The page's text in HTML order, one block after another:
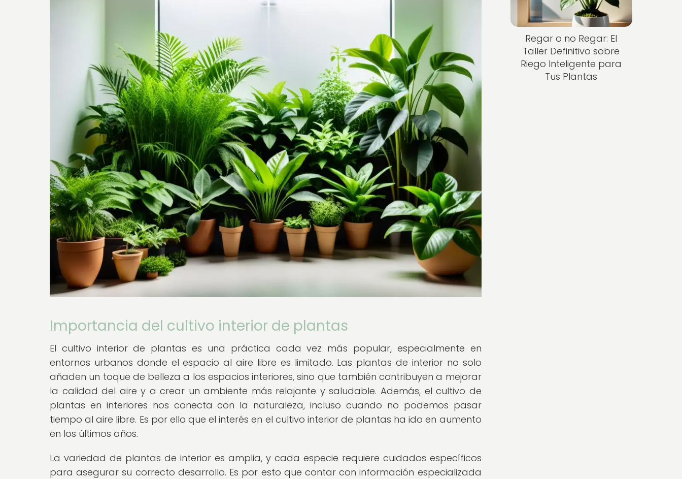
Importancia del cultivo interior de plantas
El cultivo interior de plantas es una práctica cada vez más popular, especialmente en
entornos urbanos donde el espacio al aire libre es limitado. Las plantas de interior no solo
añaden un toque de belleza a los espacios interiores, sino que también contribuyen a mejorar
la calidad del aire y a crear un ambiente más relajante y saludable. Además, el cultivo de
plantas en interiores nos conecta con la naturaleza, incluso cuando no podemos pasar
tiempo al aire libre. Es por ello que el interés en el cultivo interior de plantas ha ido en aumento
en los últimos años.
La variedad de plantas de interior es amplia, y cada especie requiere cuidados específicos
para asegurar su correcto desarrollo. Es por esto que contar con información especializada
Regar o no Regar: El
Taller Definitivo sobre
Riego Inteligente para
Tus Plantas